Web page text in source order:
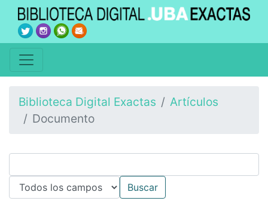
Biblioteca Digital Exactas
Artículos
Documento